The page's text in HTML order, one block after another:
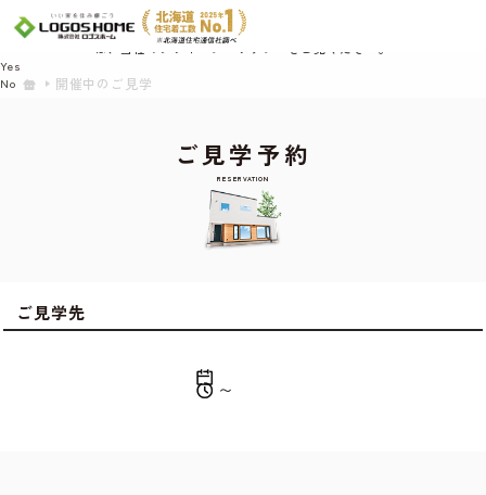
開催中のご見学
ご見学予約
RESERVATION
ご見学先
〜
Cookie を使用して、お客様の活動を追跡してもよろしいですか? 当社ではお客様の
プライバシーを極めて重視しています。詳細について、およびご質問がある場合
は、当社のプライバシーポリシーをご覧ください。
Yes
No